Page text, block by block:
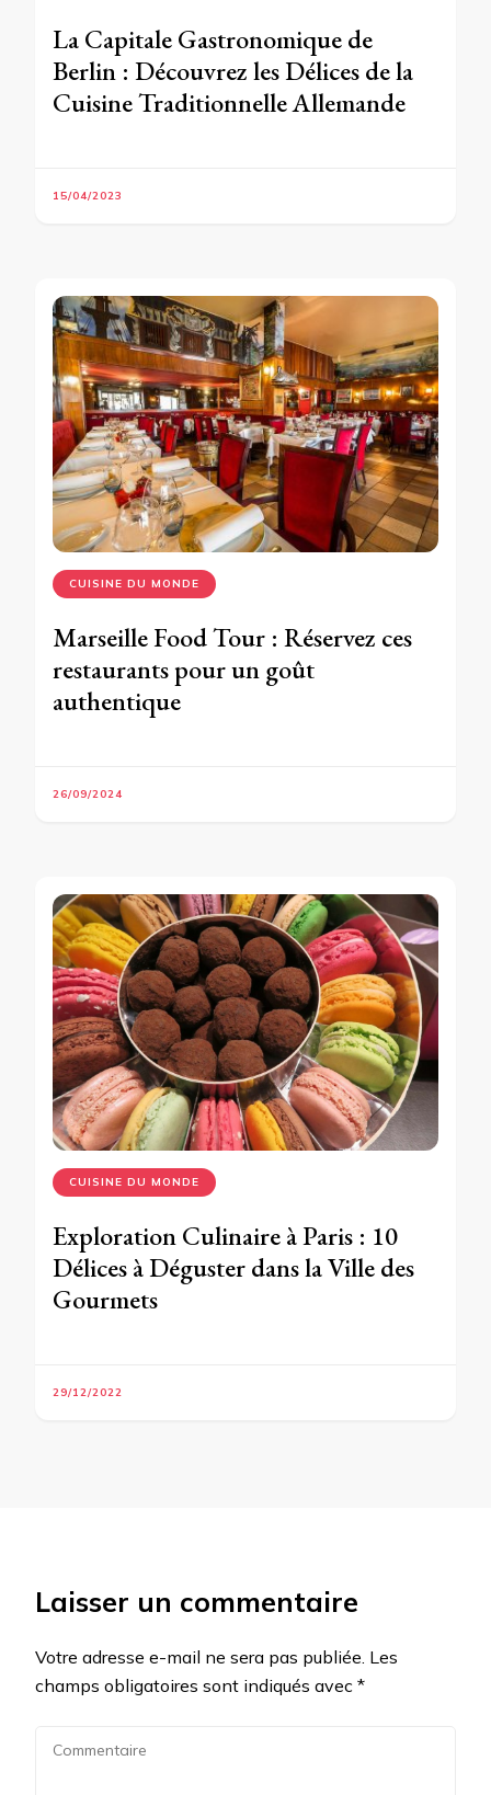
La Capitale Gastronomique de
Berlin : Découvrez les Délices de la
Cuisine Traditionnelle Allemande
15/04/2023
CUISINE DU MONDE
Marseille Food Tour : Réservez ces
restaurants pour un goût
authentique
26/09/2024
CUISINE DU MONDE
Exploration Culinaire à Paris : 10
Délices à Déguster dans la Ville des
Gourmets
29/12/2022
Laisser un commentaire
Votre adresse e-mail ne sera pas publiée. Les
champs obligatoires sont indiqués avec *